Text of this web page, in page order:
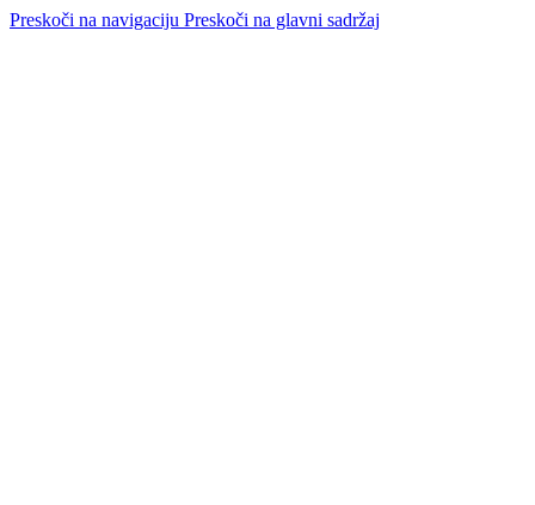
Preskoči na navigaciju Preskoči na glavni sadržaj